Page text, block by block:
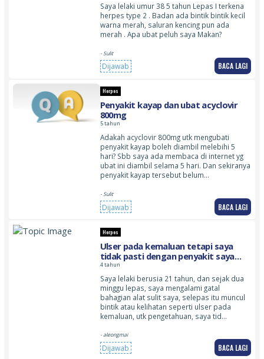
Saya lelaki umur 38 5 tahun Lepas I terkena
herpes type 2 . Badan ada bintik bintik kecil
warna merah, saluran kencing pun ada
merah . Apa ubat peluh saya Makan?
- Sulit
Dijawab BACA LAGI
Herpes
Penyakit kayap dan ubat acyclovir
800mg
5 tahun
Adakah acyclovir 800mg utk mengubati
penyakit kayap boleh diambil melebihi 5
hari? Sbb saya ada membaca di internet yg
ubat ini diambil selama 5 hari. Dan sekiranya
penyakit kayap tersebut belum…
- Sulit
Dijawab BACA LAGI
Herpes
Ulser pada kemaluan tetapi saya
tidak pasti dengan penyakit saya
hadapi, harap doktor dapat
membantu saya membuat
persediaan sebelum bertemu pakar
4 tahun
Saya lelaki berusia 21 tahun, dan sejak dua
minggu lepas, saya mengalami gatal
bahagian alat sulit saya, selepas itu muncul
bintik atau kelihatan seperti ulser pada
kemaluan, utk pengetahuan, saya tid…
- aleongmai
Dijawab BACA LAGI